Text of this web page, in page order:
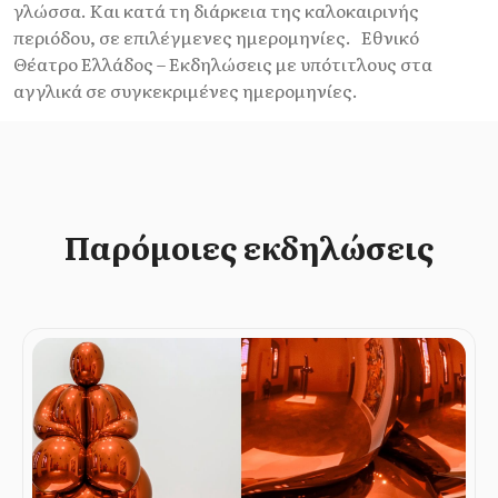
γλώσσα. Και κατά τη διάρκεια της καλοκαιρινής
περιόδου, σε επιλέγμενες ημερομηνίες. Εθνικό
Θέατρο Ελλάδος – Εκδηλώσεις με υπότιτλους στα
αγγλικά σε συγκεκριμένες ημερομηνίες.
Παρόμοιες εκδηλώσεις